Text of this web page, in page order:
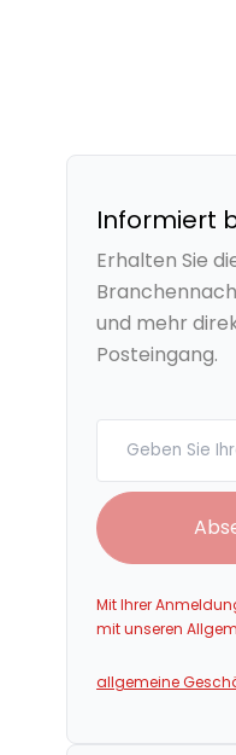
Informiert
Erhalten Sie
und mehr
Posteingang.
Mit Ihrer
mit unseren
allgemeine